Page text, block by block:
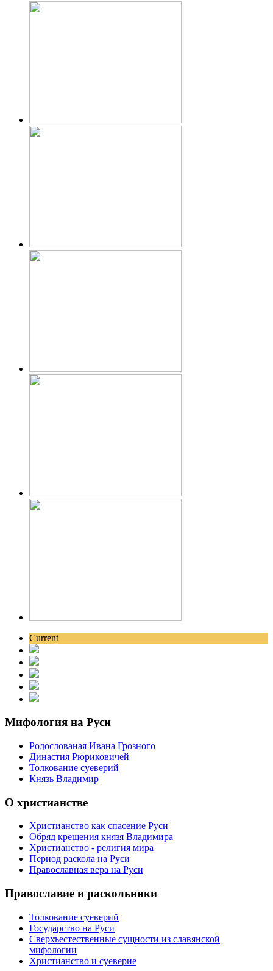
Current
Мифология на Руси
Родослованая Ивана Грозного
Династия Рюриковичей
Толкование суеверий
Князь Владимир
О христианстве
Христианство как спасение Руси
Обряд крещения князя Владимира
Христианство - религия мира
Период раскола на Руси
Православная вера на Руси
Православие и раскольники
Толкование суеверий
Государство на Руси
Сверхъестественные сущности из славянской
мифологии
Христианство и суеверие